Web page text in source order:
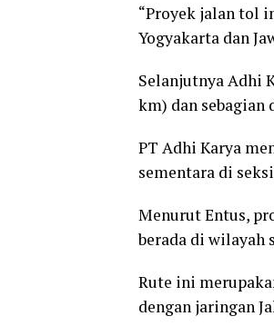
“Proyek jalan tol
Yogyakarta dan
Selanjutnya Adhi
km) dan sebagian
PT Adhi Karya
sementara di
Menurut Entus,
berada di wilayah
Rute ini
dengan jaringan